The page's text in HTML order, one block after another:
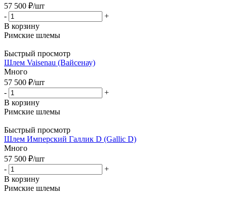
57 500 ₽/шт
-
+
В корзину
Римские шлемы
Быстрый просмотр
Шлем Vaisenau (Вайсенау)
Много
57 500 ₽/шт
-
+
В корзину
Римские шлемы
Быстрый просмотр
Шлем Имперский Галлик D (Gallic D)
Много
57 500 ₽/шт
-
+
В корзину
Римские шлемы